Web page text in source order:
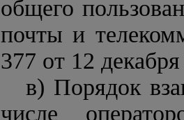
общего
почты и
377 от 12
в) Порядок
числе